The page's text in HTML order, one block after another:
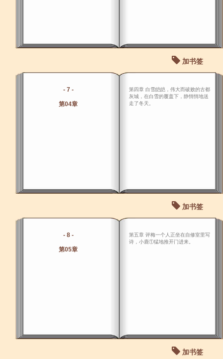
加书签
- 7 -
第04章
第四章 白雪皑皑，伟大而破败的古都
灰城，在白雪的覆盖下，静悄悄地送
走了冬天。
加书签
- 8 -
第05章
第五章 评梅一个人正坐在自修室里写
诗，小鹿①猛地推开门进来。
加书签